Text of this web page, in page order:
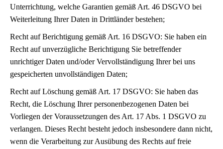
Unterrichtung, welche Garantien gemäß Art. 46 DSGVO bei
Weiterleitung Ihrer Daten in Drittländer bestehen;
Recht auf Berichtigung gemäß Art. 16 DSGVO: Sie haben ein
Recht auf unverzügliche Berichtigung Sie betreffender
unrichtiger Daten und/oder Vervollständigung Ihrer bei uns
gespeicherten unvollständigen Daten;
Recht auf Löschung gemäß Art. 17 DSGVO: Sie haben das
Recht, die Löschung Ihrer personenbezogenen Daten bei
Vorliegen der Voraussetzungen des Art. 17 Abs. 1 DSGVO zu
verlangen. Dieses Recht besteht jedoch insbesondere dann nicht,
wenn die Verarbeitung zur Ausübung des Rechts auf freie